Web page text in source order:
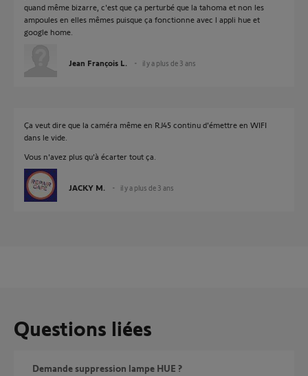
quand même bizarre, c'est que ça perturbé que la tahoma et non les
ampoules en elles mêmes puisque ça fonctionne avec l appli hue et
google home.
Jean François L. il y a plus de 3 ans
Ça veut dire que la caméra même en RJ45 continu d'émettre en WIFI
dans le vide.
Vous n'avez plus qu'à écarter tout ça.
JACKY M. il y a plus de 3 ans
Questions liées
Demande suppression lampe HUE ?